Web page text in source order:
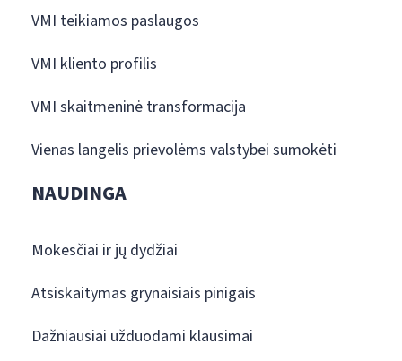
VMI teikiamos paslaugos
VMI kliento profilis
VMI skaitmeninė transformacija
Vienas langelis prievolėms valstybei sumokėti
NAUDINGA
Mokesčiai ir jų dydžiai
Atsiskaitymas grynaisiais pinigais
Dažniausiai užduodami klausimai